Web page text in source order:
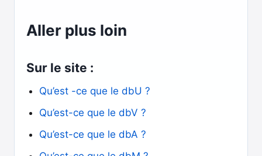
Aller plus loin
Sur le site :
Qu’est -ce que le dbU ?
Qu’est-ce que le dbV ?
Qu’est-ce que le dbA ?